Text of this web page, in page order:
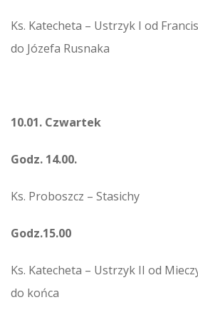
Ks. Katecheta – Ustrzyk I od
do Józefa Rusnaka
10.01. Czwartek
Godz. 14.00.
Ks. Proboszcz – Stasichy
Godz.15.00
Ks. Katecheta – Ustrzyk II od
do końca